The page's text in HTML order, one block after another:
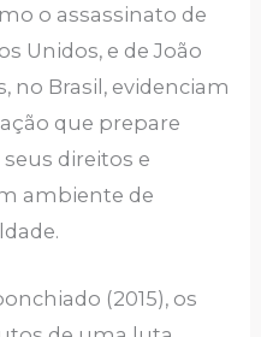
o assassinato de
Unidos, e de João
no Brasil, evidenciam
que prepare
direitos e
ambiente de
(2015), os